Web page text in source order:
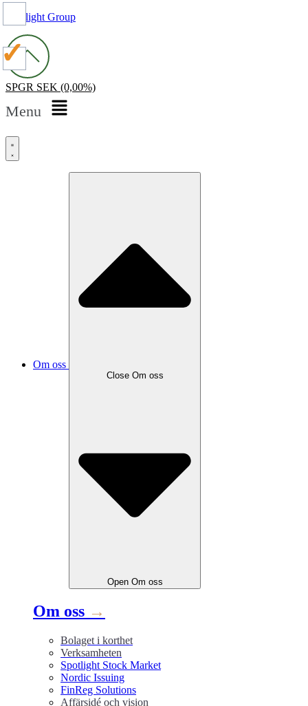
Spotlight Group
SPGR SEK (0,00%)
Menu
Om oss
Close Om oss
Open Om oss
Om oss →
Bolaget i korthet
Verksamheten
Spotlight Stock Market
Nordic Issuing
FinReg Solutions
Affärsidé och vision